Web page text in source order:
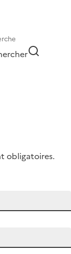
obligatoires.